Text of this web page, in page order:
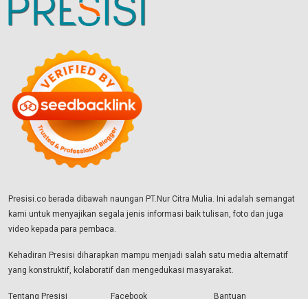
Presisi.co berada dibawah naungan PT.Nur Citra Mulia. Ini adalah semangat
kami untuk menyajikan segala jenis informasi baik tulisan, foto dan juga
video kepada para pembaca.
Kehadiran Presisi diharapkan mampu menjadi salah satu media alternatif
yang konstruktif, kolaboratif dan mengedukasi masyarakat.
Tentang Presisi Facebook Bantuan